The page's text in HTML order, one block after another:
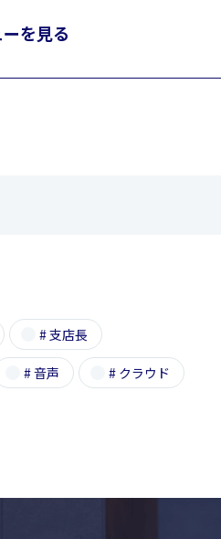
を見る
#支店長
#音声 # クラウド